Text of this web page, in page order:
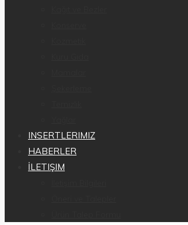
INSERTLERIMIZ
HABERLER
İLETIŞIM